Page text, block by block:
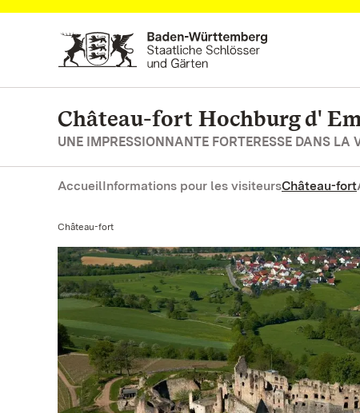
Vers la page d’accueil
Château-fort Hochburg d'
UNE IMPRESSIONNANTE FORTERESSE DANS LA
AccueilInformations pour les visiteursChâteau-fort
Actuel:
Château-fort